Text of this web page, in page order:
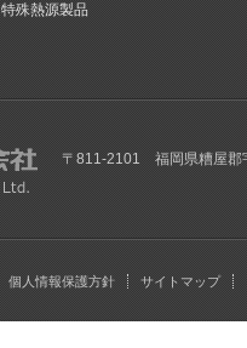
特殊熱源製品
〒811-2101 福岡県糟屋郡
個人情報保護方針 サイトマップ